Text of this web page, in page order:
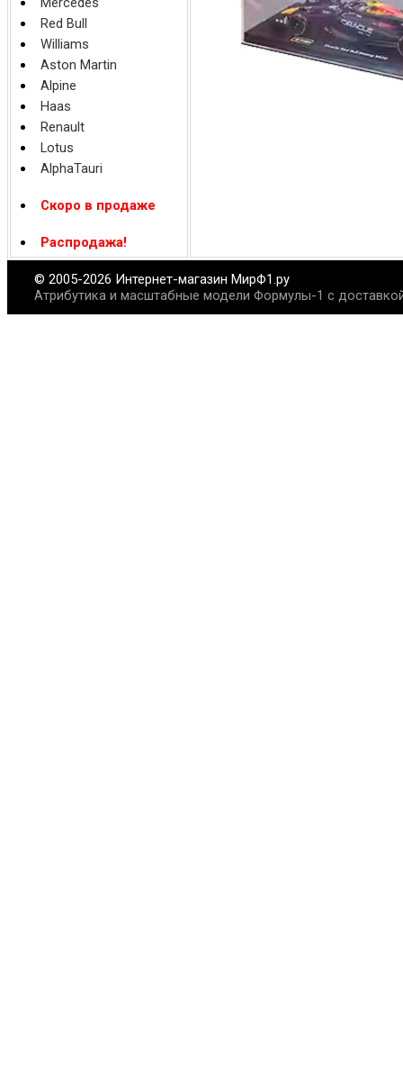
Red Bull
Williams
Aston Martin
Alpine
Haas
Renault
Lotus
AlphaTauri
Скоро в продаже
Распродажа!
© 2005-2026 Интернет-магазин МирФ1.ру
Атрибутика и масштабные модели Формулы-1 с